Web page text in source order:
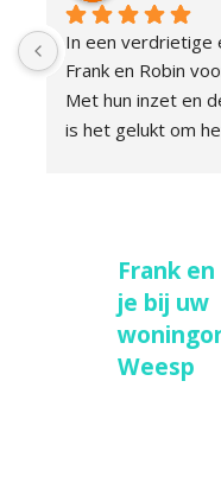
In een verdrietige
Frank en Robin
Met hun inzet en
is het gelukt om
alles bewaren,
voor de plantjes
De oplevering
uiteindelijk geen
Ontruimend goed.
Frank
je bij uw
Weesp